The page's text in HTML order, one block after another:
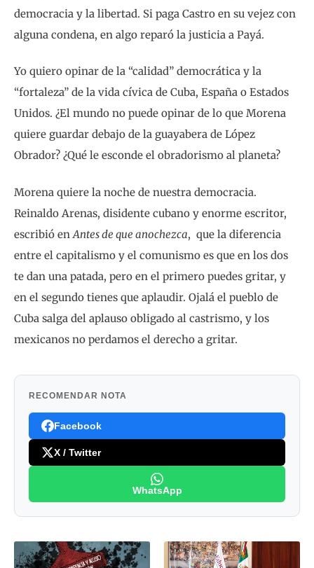
democracia y la libertad. Si paga Castro en su vejez con
alguna condena, en algo reparó la justicia a Payá.
Yo quiero opinar de la “calidad” democrática y la
“fortaleza” de la vida cívica de Cuba, España o Estados
Unidos. ¿El mundo no puede opinar de lo que Morena
quiere guardar debajo de la guayabera de López
Obrador? ¿Qué le esconde el obradorismo al planeta?
Morena quiere la noche de nuestra democracia.
Reinaldo Arenas, disidente cubano y enorme escritor,
escribió enAntes de que anochezca, que la diferencia
entre el capitalismo y el comunismo es que en los dos
te dan una patada, pero en el primero puedes gritar, y
en el segundo tienes que aplaudir. Ojalá el pueblo de
Cuba salga del aplauso obligado al castrismo, y los
mexicanos no perdamos el derecho a gritar.
RECOMENDAR NOTA
Facebook
X / Twitter
WhatsApp